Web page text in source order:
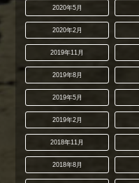
2020年5月
2020年2月
2019年11月
2019年8月
2019年5月
2019年2月
2018年11月
2018年8月